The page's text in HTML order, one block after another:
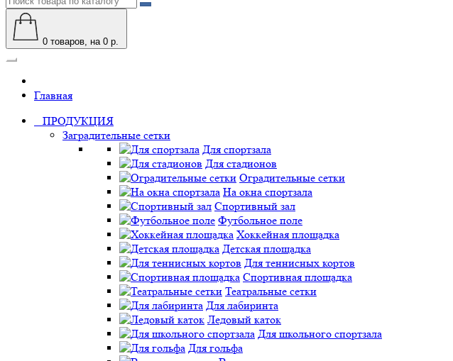
0 товаров, на 0 р.
Главная
ПРОДУКЦИЯ
Заградительные сетки
Для спортзала
Для стадионов
Оградительные сетки
На окна спортзала
Спортивный зал
Футбольное поле
Хоккейная площадка
Детская площадка
Для теннисных кортов
Спортивная площадка
Театральные сетки
Для лабиринта
Ледовый каток
Для школьного спортзала
Для гольфа